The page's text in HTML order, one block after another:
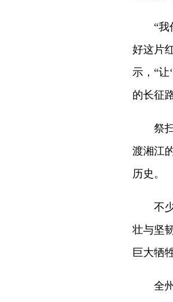
“我作
好这片
示，“让
的长征
祭扫
渡湘江
历史。
不少
壮与坚
巨大牺牲
全州